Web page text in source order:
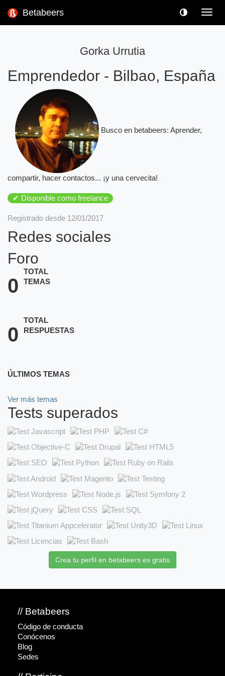
Betabeers
Gorka Urrutia
Emprendedor - Bilbao, España
Busco en betabeers: Aprender,
compartir, hacer contactos... ¡y una cervecita!
✔ Disponible como freelance
Registrado desde 12/01/2017
Redes sociales
Foro
0
TOTAL
TEMAS
0
TOTAL
RESPUESTAS
ÚLTIMOS TEMAS
Ver más temas
Tests superados
Crea tu perfil en betabeers es gratis
// Betabeers
Código de conducta
Conócenos
Blog
Sedes